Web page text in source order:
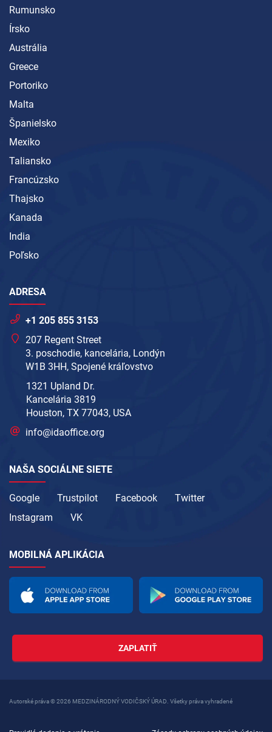
Rumunsko
Írsko
Austrália
Greece
Portoriko
Malta
Španielsko
Mexiko
Taliansko
Francúzsko
Thajsko
Kanada
India
Poľsko
ADRESA
+1 205 855 3153
207 Regent Street
3. poschodie, kancelária, Londýn
W1B 3HH, Spojené kráľovstvo
1321 Upland Dr.
Kancelária 3819
Houston, TX 77043, USA
info@idaoffice.org
NAŠA SOCIÁLNE SIETE
Google Trustpilot Facebook
Twitter
Instagram
VK
MOBILNÁ APLIKÁCIA
ZAPLATIŤ
Autorské práva © 2026 MEDZINÁRODNÝ VODIČSKÝ ÚRAD. Všetky práva vyhradené